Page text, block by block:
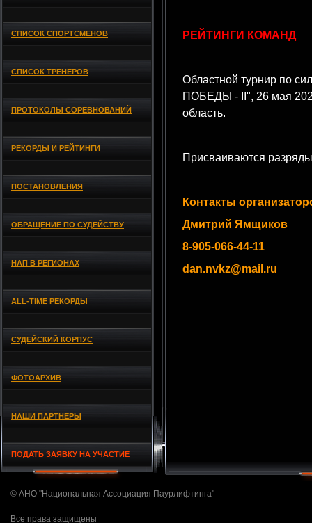
СПИСОК СПОРТСМЕНОВ
СПИСОК ТРЕНЕРОВ
ПРОТОКОЛЫ СОРЕВНОВАНИЙ
РЕКОРДЫ И РЕЙТИНГИ
ПОСТАНОВЛЕНИЯ
ОБРАЩЕНИЕ ПО СУДЕЙСТВУ
НАП В РЕГИОНАХ
ALL-TIME РЕКОРДЫ
СУДЕЙСКИЙ КОРПУС
ФОТОАРХИВ
НАШИ ПАРТНЁРЫ
ПОДАТЬ ЗАЯВКУ НА УЧАСТИЕ
РЕЙТИНГИ КОМАНД
Областной турнир по
ПОБЕДЫ - II", 26 мая
область.
Присваиваются
Контакты
Дмитрий Ямщиков
8-905-066-44-11
dan.nvkz@mail.ru
© АНО "Национальная Ассоциация Паурлифтинга"
Все права защищены